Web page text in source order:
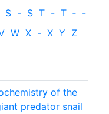
S - S T - T ‐ -
W X - X Y Z
of the
predator snail